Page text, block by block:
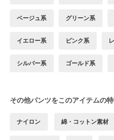
ベージュ系 グリーン系
イエロー系 ピンク系
シルバー系 ゴールド系
その他パンツをこのアイテムの
ナイロン 綿・コットン素材